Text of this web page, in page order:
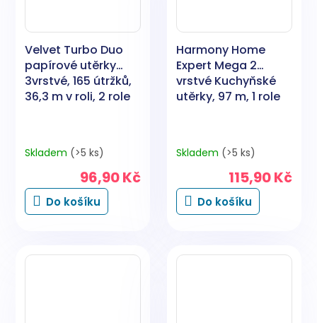
Velvet Turbo Duo
papírové utěrky
3vrstvé, 165 útržků,
36,3 m v roli, 2 role
Skladem (>5 ks)
96,90 Kč
Do košíku
Harmony Home
Expert Mega 2
vrstvé Kuchyňské
utěrky, 97 m, 1 role
Skladem (>5 ks)
115,90 Kč
Do košíku